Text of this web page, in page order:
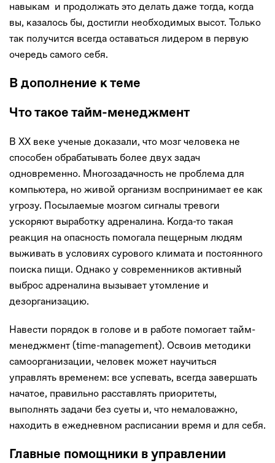
навыкам и продолжать это делать даже тогда, когда
вы, казалось бы, достигли необходимых высот. Только
так получится всегда оставаться лидером в первую
очередь самого себя.
В дополнение к теме
Что такое тайм-менеджмент
В XX веке ученые доказали, что мозг человека не
способен обрабатывать более двух задач
одновременно. Многозадачность не проблема для
компьютера, но живой организм воспринимает ее как
угрозу. Посылаемые мозгом сигналы тревоги
ускоряют выработку адреналина. Когда-то такая
реакция на опасность помогала пещерным людям
выживать в условиях сурового климата и постоянного
поиска пищи. Однако у современников активный
выброс адреналина вызывает утомление и
дезорганизацию.
Навести порядок в голове и в работе помогает тайм-
менеджмент (time-management). Освоив методики
самоорганизации, человек может научиться
управлять временем: все успевать, всегда завершать
начатое, правильно расставлять приоритеты,
выполнять задачи без суеты и, что немаловажно,
находить в ежедневном расписании время и для себя.
Главные помощники в управлении